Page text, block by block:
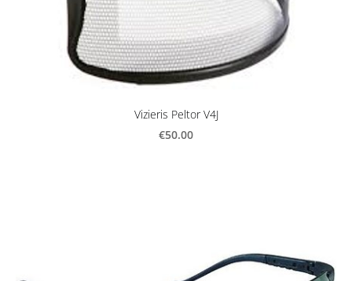
Vizieris Peltor V4J
€50.00